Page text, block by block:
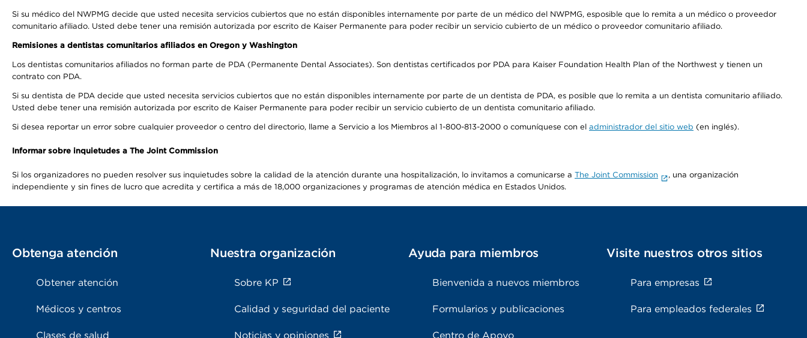
Si su médico del NWPMG decide que usted necesita servicios cubiertos que no están disponibles internamente por parte de un médico del NWPMG, esposible que lo remita a un médico o proveedor
comunitario afiliado. Usted debe tener una remisión autorizada por escrito de Kaiser Permanente para poder recibir un servicio cubierto de un médico o proveedor comunitario afiliado.
Remisiones a dentistas comunitarios afiliados en Oregon y Washington
Los dentistas comunitarios afiliados no forman parte de PDA (Permanente Dental Associates). Son dentistas certificados por PDA para Kaiser Foundation Health Plan of the Northwest y tienen un
contrato con PDA.
Si su dentista de PDA decide que usted necesita servicios cubiertos que no están disponibles internamente por parte de un dentista de PDA, es posible que lo remita a un dentista comunitario afiliado.
Usted debe tener una remisión autorizada por escrito de Kaiser Permanente para poder recibir un servicio cubierto de un dentista comunitario afiliado.
Si desea reportar un error sobre cualquier proveedor o centro del directorio, llame a Servicio a los Miembros al 1-800-813-2000 o comuníquese con el administrador del sitio web (en inglés).
Informar sobre inquietudes a The Joint Commission
Si los organizadores no pueden resolver sus inquietudes sobre la calidad de la atención durante una hospitalización, lo invitamos a comunicarse a The Joint Commission
, una organización
independiente y sin fines de lucro que acredita y certifica a más de 18,000 organizaciones y programas de atención médica en Estados Unidos.
Obtenga atención
Obtener atención
Médicos y centros
Clases de salud
Nuestra organización
Sobre KP
Calidad y seguridad del paciente
Noticias y opiniones
Ayuda para miembros
Bienvenida a nuevos miembros
Formularios y publicaciones
Centro de Apoyo
Visite nuestros otros sitios
Para empresas
Para empleados federales